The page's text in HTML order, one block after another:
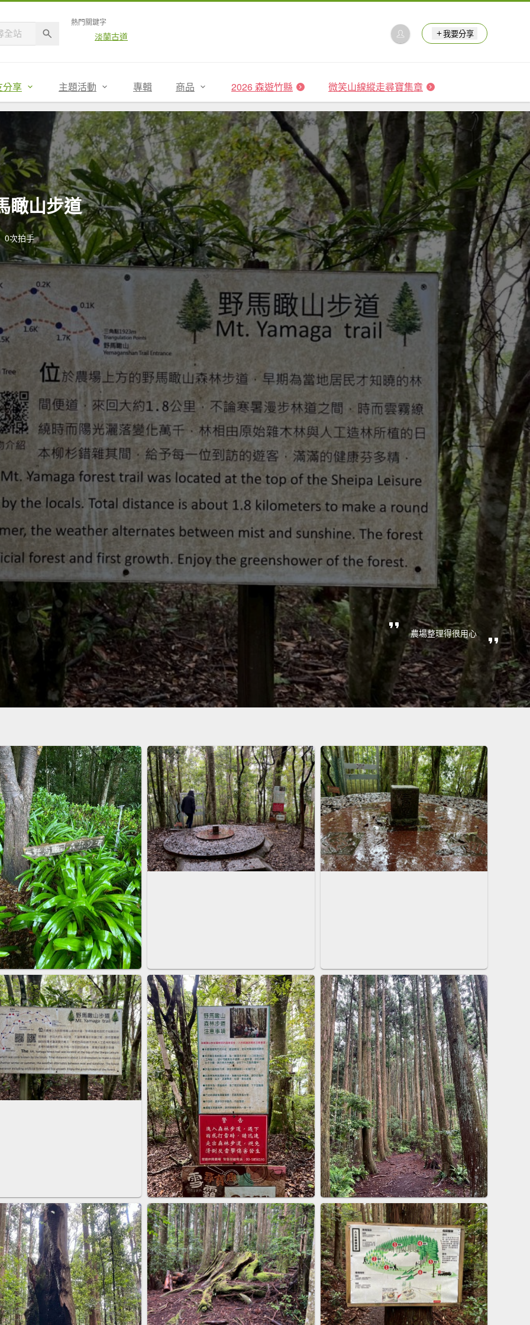
熱門關鍵字
淡蘭古道 我要分享
分享 主題活動 專輯 商品 2026 森遊竹縣 微笑山線縱走尋寶集章
瞰山步道
0次拍手
農場整理得很用心